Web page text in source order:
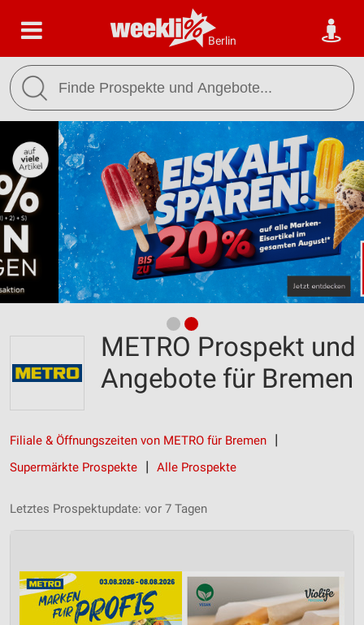
Berlin
METRO Prospekt und
Angebote für Bremen
Filiale & Öffnungszeiten von METRO für Bremen
Supermärkte Prospekte
Alle Prospekte
Letztes Prospektupdate: vor 7 Tagen